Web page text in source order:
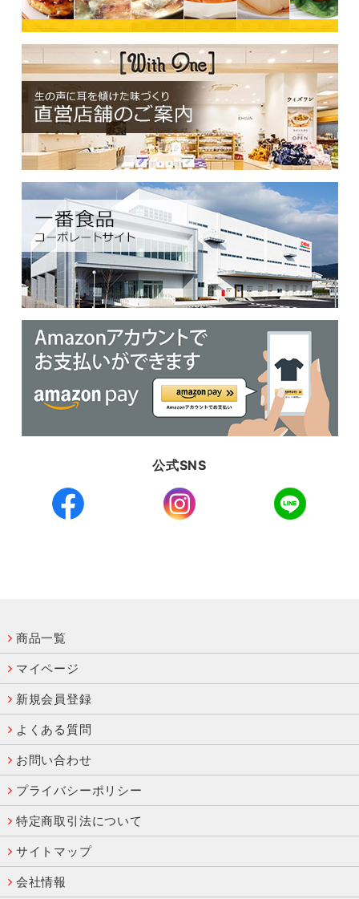
公式SNS
商品一覧
マイページ
新規会員登録
よくある質問
お問い合わせ
プライバシーポリシー
特定商取引法について
サイトマップ
会社情報